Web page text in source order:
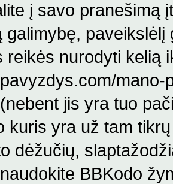
į savo pranešimą
galimybę,
reikės nurodyti kelią
jis yra tuo
kuris yra už tam
dėžučių,
BBKodo